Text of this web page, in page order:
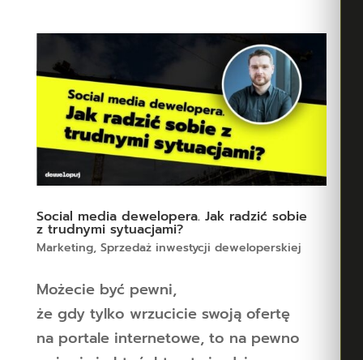
Social media dewelopera. Jak radzić sobie
z trudnymi sytuacjami?
Marketing, Sprzedaż inwestycji deweloperskiej
Możecie być pewni,
że gdy tylko wrzucicie swoją ofertę
na portale internetowe, to na pewno